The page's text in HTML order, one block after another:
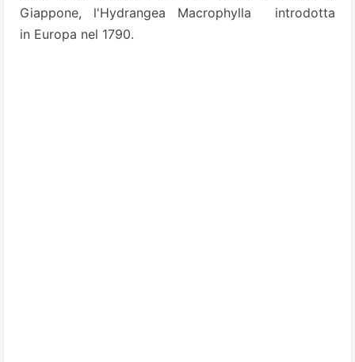
Giappone, l'Hydrangea Macrophylla introdotta
in Europa nel 1790.